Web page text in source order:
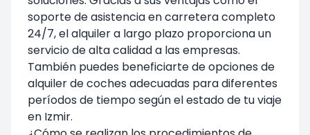
soporte de asistencia en carretera completo
24/7, el alquiler a largo plazo proporciona un
servicio de alta calidad a las empresas.
También puedes beneficiarte de opciones de
alquiler de coches adecuadas para diferentes
períodos de tiempo según el estado de tu viaje
en Izmir.